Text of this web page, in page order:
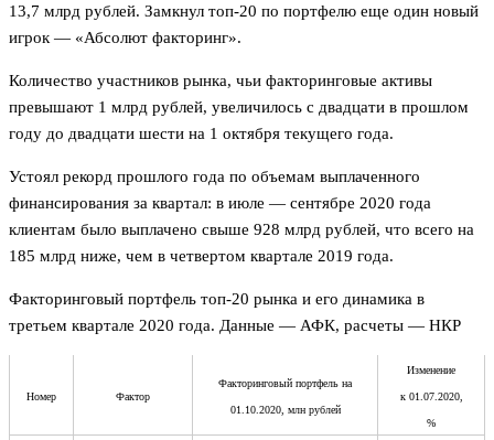
13,7 млрд рублей. Замкнул топ-20 по портфелю еще один новый
игрок — «Абсолют факторинг».
Количество участников рынка, чьи факторинговые активы
превышают 1 млрд рублей, увеличилось с двадцати в прошлом
году до двадцати шести на 1 октября текущего года.
Устоял рекорд прошлого года по объемам выплаченного
финансирования за квартал: в июле — сентябре 2020 года
клиентам было выплачено свыше 928 млрд рублей, что всего на
185 млрд ниже, чем в четвертом квартале 2019 года.
Факторинговый портфель топ-20 рынка и его динамика в
третьем квартале 2020 года. Данные — АФК, расчеты — НКР
Номер Фактор
Факторинговый портфель на
01.10.2020, млн рублей
Изменение
к 01.07.2020,
%